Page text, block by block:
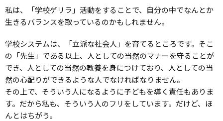
私は、「学校ゲリラ」活動をすることで、自分の中でなんとか
生きるバランスを取っているのかもしれません。
学校システムは、「立派な社会人」を育てるところです。そこ
の「先生」である以上、人としての当然のマナーを守ることが
でき、人としての当然の教養を身につけており、人としての当
然の心配りができるような人でなければなりません。
その上で、そういう人になるように子どもを導く責任もありま
す。だから私も、そういう人のフリをしています。だけど、ほ
んとはちがう。